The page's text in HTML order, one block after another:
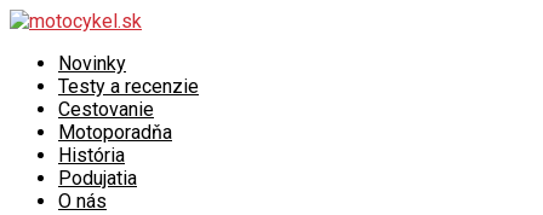
Novinky
Testy a recenzie
Cestovanie
Motoporadňa
História
Podujatia
O nás